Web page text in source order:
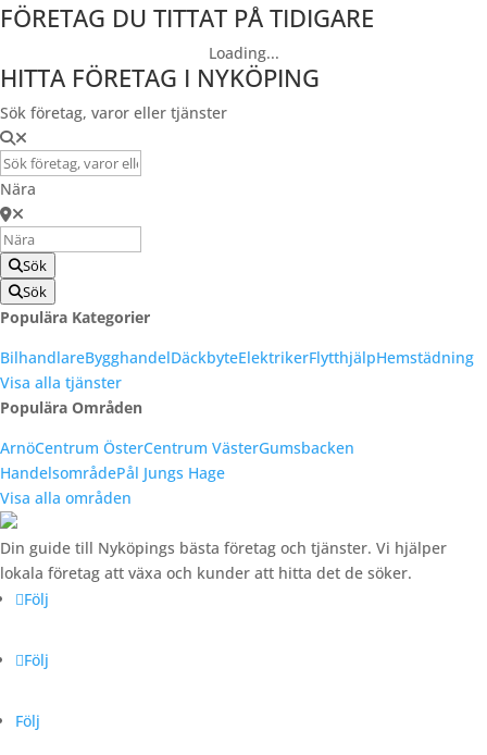
FÖRETAG DU TITTAT PÅ TIDIGARE
Loading...
HITTA FÖRETAG I NYKÖPING
Sök företag, varor eller tjänster
Nära
Sök
Sök
Populära Kategorier
BilhandlareBygghandelDäckbyteElektrikerFlytthjälpHemstädning
Visa alla tjänster
Populära Områden
ArnöCentrum ÖsterCentrum VästerGumsbacken
HandelsområdePål Jungs Hage
Visa alla områden
Din guide till Nyköpings bästa företag och tjänster. Vi hjälper
lokala företag att växa och kunder att hitta det de söker.
Följ
Följ
Följ